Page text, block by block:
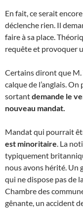
En fait, ce serait
déclenche rien. Il
faire à sa place.
requête et provoquer
Certains diront que M.
calque de l’anglais.
sortantdemande le
nouveau mandat.
Mandat qui pourrait
est minoritaire. La
typiquement
nous avons hérité. Un
qui ne dispose pas de
Chambre des
gênante, un accident